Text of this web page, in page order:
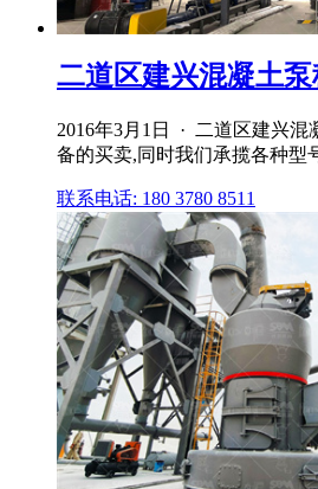
二道区建兴混凝土
2016年3月1日 · 二道区建兴
备的买卖,同时我们承揽各种型
联系电话: 180 3780 8511